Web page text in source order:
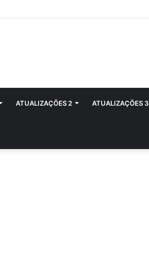
ATUALIZAÇÕES 2 ATUALIZAÇÕES 3